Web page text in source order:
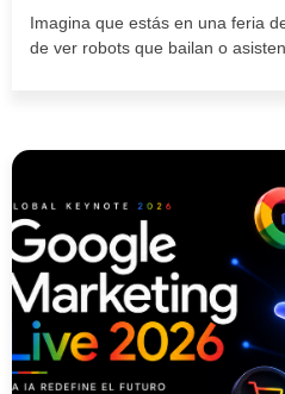
Imagina que estás en una feria
de ver robots que bailan o